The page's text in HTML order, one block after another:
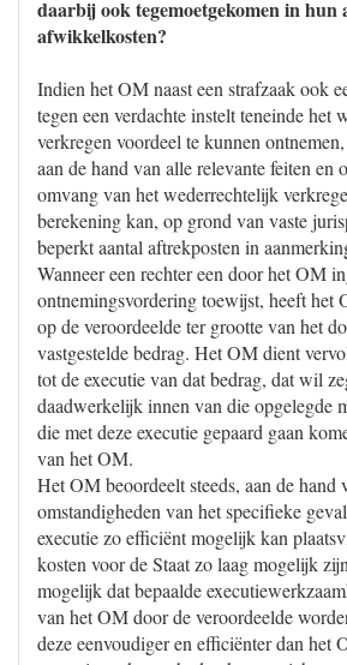
daarbij ook tegemoetgekomen in hun
afwikkelkosten?
Indien het OM naast een strafzaak ook
tegen een verdachte instelt teneinde het
verkregen voordeel te kunnen
aan de hand van alle relevante feiten en
omvang van het wederrechtelijk
berekening kan, op grond van vaste
beperkt aantal aftrekposten in
Wanneer een rechter een door het OM
ontnemingsvordering toewijst, heeft het
op de veroordeelde ter grootte van het
vastgestelde bedrag. Het OM dient
tot de executie van dat bedrag, dat wil
daadwerkelijk innen van die opgelegde
die met deze executie gepaard gaan
van het OM.
Het OM beoordeelt steeds, aan de hand
omstandigheden van het specifieke
executie zo efficiënt mogelijk kan
kosten voor de Staat zo laag mogelijk
mogelijk dat bepaalde
van het OM door de veroordeelde
deze eenvoudiger en efficiënter dan het